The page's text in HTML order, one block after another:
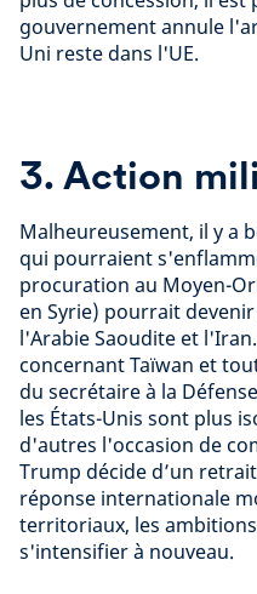
gouvernement annule
Uni reste dans l'UE.
3. Action
Malheureusement, il y a
qui pourraient
procuration au Moyen-
en Syrie) pourrait
l'Arabie Saoudite et
concernant Taïwan et
du secrétaire à la
les États-Unis sont plus
d'autres l'occasion de
Trump décide d’un
réponse internationale
territoriaux, les
s'intensifier à nouveau.